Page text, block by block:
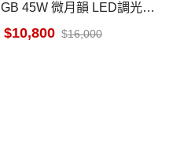
GB 45W 微月韻 LED調光調
色遙控吸頂燈
10,800 16,000